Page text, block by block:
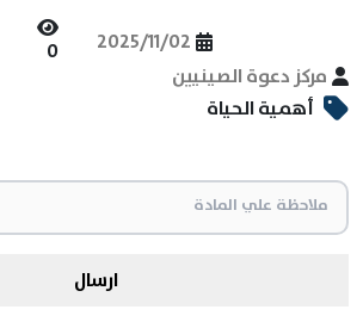
مركز دعوة الصينيين
2025/11/02
0
أهمية الحياة
ارسال